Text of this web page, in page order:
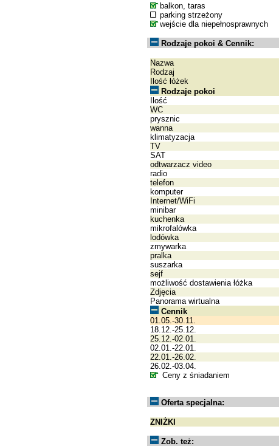
balkon, taras
parking strzeżony
wejście dla niepełnosprawnych
Rodzaje pokoi & Cennik:
Nazwa
Rodzaj
Ilość łóżek
Rodzaje pokoi
Ilość
WC
prysznic
wanna
klimatyzacja
TV
SAT
odtwarzacz video
radio
telefon
komputer
Internet/WiFi
minibar
kuchenka
mikrofalówka
lodówka
zmywarka
pralka
suszarka
sejf
możliwość dostawienia łóżka
Zdjęcia
Panorama wirtualna
Cennik
01.05.-30.11.
18.12.-25.12.
25.12.-02.01.
02.01.-22.01.
22.01.-26.02.
26.02.-03.04.
Ceny z śniadaniem
Oferta specjalna:
ZNIŻKI
Zob. też: